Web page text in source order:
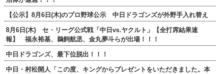
【公示】8月6日(木)のプロ野球公示 中日ドラゴンズが外野手入れ替え
8月6日(木) セ・リーグ公式戦「中日vs.ヤクルト」【全打席結果速
報】 福永裕基、鵜飼航丞、金丸夢斗らが出場！！！
中日ドラゴンズ、最下位脱出！！！
中日・村松開人「この度、キングからプレゼントをいただきました。本